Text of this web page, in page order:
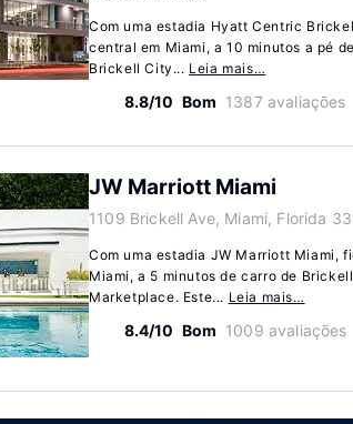
Com uma estadia Hyatt Centric
central em Miami, a 10 minutos a pé
Brickell City... Leia mais…
8.8/10 Bom 1387 avaliações
JW Marriott Miami
1109 Brickell Ave, Miami, Florida
Com uma estadia JW Marriott Miami,
Miami, a 5 minutos de carro de
Marketplace. Este... Leia mais…
8.4/10 Bom 1009 avaliações